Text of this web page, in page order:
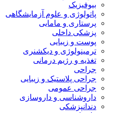
بیوفیزیک
پاتولوژی و علوم آزمایشگاهی
پرستاری و مامایی
پزشکی داخلی
پوست و زیبایی
ترمینولوژی و دیکشنری
تغذیه و رژیم درمانی
جراحی
جراحی پلاستیک و زیبایی
جراحی عمومی
داروشناسی و داروسازی
دندانپزشکی